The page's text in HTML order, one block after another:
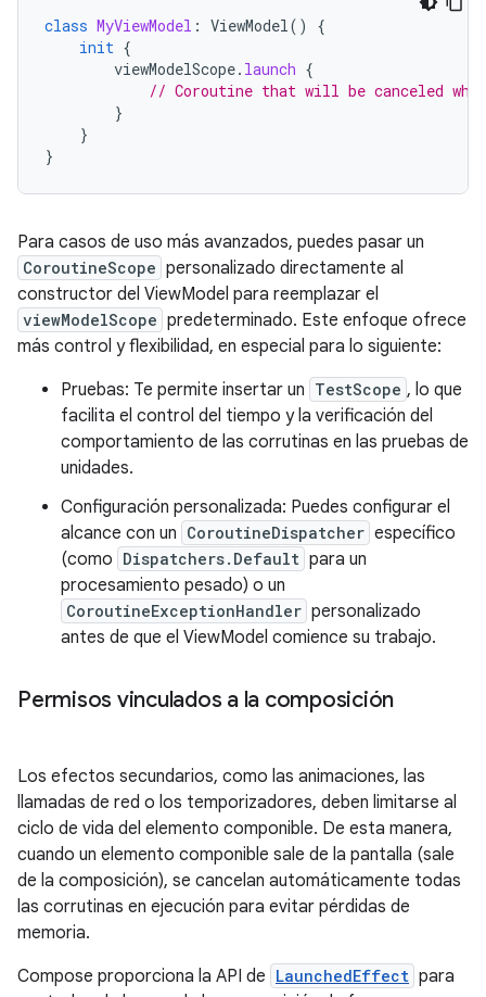
class MyViewModel : ViewModel()
{
init {
viewModelScope. launch {
// Coroutine that will be canceled
}
}
}
Para casos de uso más avanzados, puedes pasar un
CoroutineScope personalizado directamente al
constructor del ViewModel para reemplazar el
viewModelScope predeterminado. Este enfoque ofrece
más control y flexibilidad, en especial para lo siguiente:
Pruebas: Te permite insertar un TestScope , lo que
facilita el control del tiempo y la verificación del
comportamiento de las corrutinas en las pruebas de
unidades.
Configuración personalizada: Puedes configurar el
alcance con un CoroutineDispatcher específico
(como Dispatchers.Default para un
procesamiento pesado) o un
CoroutineExceptionHandler personalizado
antes de que el ViewModel comience su trabajo.
Permisos vinculados a la composición
Los efectos secundarios, como las animaciones, las
llamadas de red o los temporizadores, deben limitarse al
ciclo de vida del elemento componible. De esta manera,
cuando un elemento componible sale de la pantalla (sale
de la composición), se cancelan automáticamente todas
las corrutinas en ejecución para evitar pérdidas de
memoria.
Compose proporciona la API de LaunchedEffect para